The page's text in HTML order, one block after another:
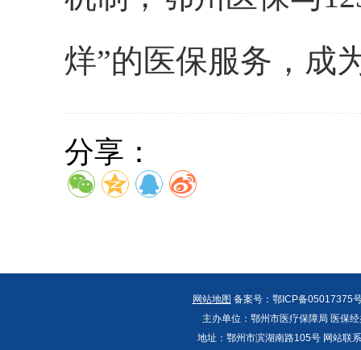
烊”的医保服务，成
分享：
网站地图 备案号：鄂ICP备05017375
主办单位：鄂州市医疗保障局 医保
地址：鄂州市滨湖南路105号 网站